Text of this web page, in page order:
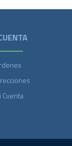
Cuenta